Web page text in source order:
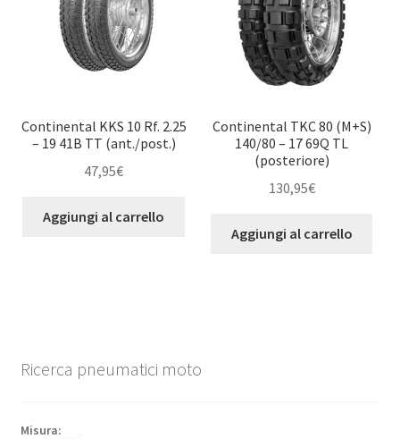
Continental KKS 10 Rf. 2.25
– 19 41B TT (ant./post.)
47,95€
Aggiungi al carrello
Continental TKC 80 (M+S)
140/80 – 17 69Q TL
(posteriore)
130,95€
Aggiungi al carrello
Ricerca pneumatici moto
Misura: